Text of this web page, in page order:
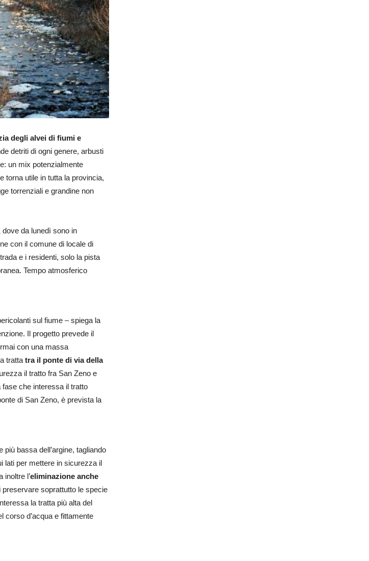
degli alvei di fiumi e
detriti di ogni genere, arbusti
un mix potenzialmente
torna utile in tutta la provincia,
torrenziali e grandine non
dove da lunedì sono in
con il comune di locale di
e i residenti, solo la pista
Tempo atmosferico
sul fiume – spiega la
Il progetto prevede il
con una massa
tratta tra il ponte di via della
il tratto fra San Zeno e
che interessa il tratto
di San Zeno, è prevista la
bassa dell’argine, tagliando
lati per mettere in sicurezza il
inoltre l’eliminazione anche
preservare soprattutto le specie
la tratta più alta del
corso d’acqua e fittamente